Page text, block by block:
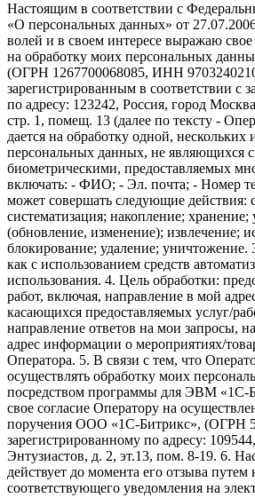
Настоящим в соответствии с
«О персональных данных» от
волей и в своем интересе выражаю свое
на обработку моих персональных
(ОГРН 1267700068085, ИНН
зарегистрированным в соответствии с
по адресу: 123242, Россия, город
стр. 1, помещ. 13 (далее по тексту -
дается на обработку одной, нескольких
персональных данных, не являющихся
биометрическими, предоставляемых
включать: - ФИО; - Эл. почта; - Номер
может совершать следующие действия:
систематизация; накопление; хранение;
(обновление, изменение); извлечение;
блокирование; удаление; уничтожение.
как с использованием средств
использования. 4. Цель обработки:
работ, включая, направление в мой
касающихся предоставляемых услуг/
направление ответов на мои запросы,
адрес информации о мероприятиях/
Оператора. 5. В связи с тем, что
осуществлять обработку моих
посредством программы для ЭВМ «1С-
свое согласие Оператору на
поручения ООО «1С-Битрикс», (ОГРН
зарегистрированному по адресу:
Энтузиастов, д. 2, эт.13, пом. 8-19. 6.
действует до момента его отзыва путем
соответствующего уведомления на